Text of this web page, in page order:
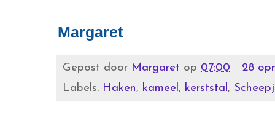
Margaret
Gepost door Margaret op 07:00
28
Labels: Haken, kameel , kerststal ,